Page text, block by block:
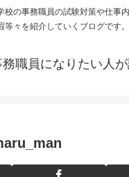
の事務職員の試験対策や仕事
等々を紹介していくブログです。
職員になりたい人